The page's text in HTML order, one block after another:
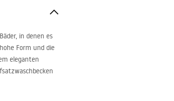
in denen es
Form und die
eleganten